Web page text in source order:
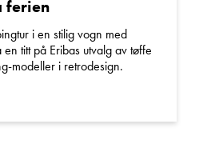
av reCAPTCHA og Google
Vilkår for bruker gjeldende.
Ta kontakt
ferien
i en stilig vogn med
titt på Eribas utvalg av tøffe
modeller i retrodesign.